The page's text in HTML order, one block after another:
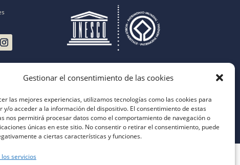
Gestionar el consentimiento de las cookies
las mejores experiencias, utilizamos tecnologías como las cookies para
y/o acceder a la información del dispositivo. El consentimiento de estas
nos permitirá procesar datos como el comportamiento de navegación o
únicas en este sitio. No consentir o retirar el consentimiento, puede
a ciertas características y funciones.
servicios